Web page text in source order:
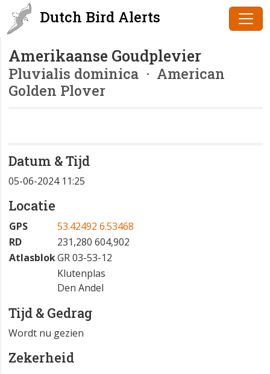
Dutch Bird Alerts
Amerikaanse Goudplevier
Pluvialis dominica · American
Golden Plover
Datum & Tijd
05-06-2024 11:25
Locatie
GPS
53.42492 6.53468
RD
231,280 604,902
AtlasblokGR 03-53-12
Klutenplas
Den Andel
Tijd & Gedrag
Wordt nu gezien
Zekerheid